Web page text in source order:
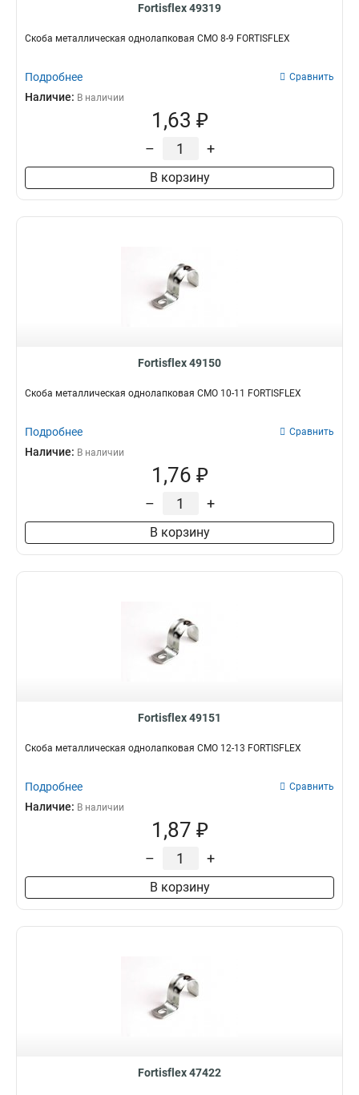
Fortisflex 49319
Скоба металлическая однолапковая СМО 8-9 FORTISFLEX
Подробнее Сравнить
Наличие: В наличии
1,63 ₽
– +
В корзину
Fortisflex 49150
Скоба металлическая однолапковая СМО 10-11 FORTISFLEX
Подробнее Сравнить
Наличие: В наличии
1,76 ₽
– +
В корзину
Fortisflex 49151
Скоба металлическая однолапковая СМО 12-13 FORTISFLEX
Подробнее Сравнить
Наличие: В наличии
1,87 ₽
– +
В корзину
Fortisflex 47422